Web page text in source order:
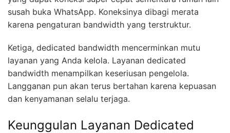
susah buka WhatsApp. Koneksinya dibagi merata
karena pengaturan bandwidth yang terstruktur.
Ketiga, dedicated bandwidth mencerminkan mutu
layanan yang Anda kelola. Layanan dedicated
bandwidth menampilkan keseriusan pengelola.
Langganan pun akan terus bertahan karena kepuasan
dan kenyamanan selalu terjaga.
Keunggulan Layanan Dedicated